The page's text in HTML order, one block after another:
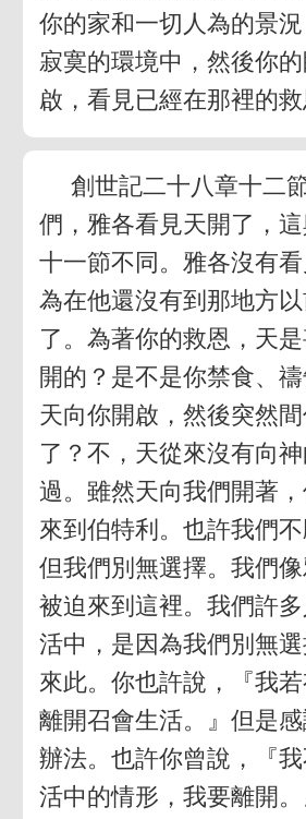
你的家和一切人為的景
寂寞的環境中，然後你
啟，看見已經在那裡的救
創世記二十八章十二
們，雅各看見天開了，
十一節不同。雅各沒有
為在他還沒有到那地方
了。為著你的救恩，天
開的？是不是你禁食、
天向你開啟，然後突然
了？不，天從來沒有向
過。雖然天向我們開著
來到伯特利。也許我們不
但我們別無選擇。我們
被迫來到這裡。我們許
活中，是因為我們別無
來此。你也許說，『我
離開召會生活。』但是
辦法。也許你曾說，『
活中的情形，我要離開